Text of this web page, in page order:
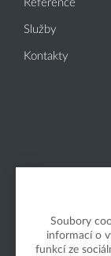
Reference
Služby
Kontakty
Soubory
informací o
funkcí ze